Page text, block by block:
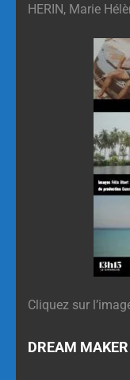
HERIN, Marie
Cliquez sur
DREAM MAKER